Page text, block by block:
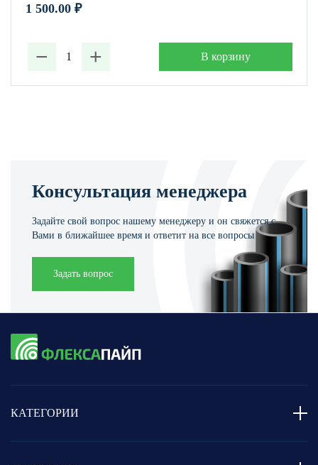
1 500.00 ₽
− + В корзину
Консультация менеджера
Задайте свой вопрос нашему менеджеру и он свяжется с
Вами в ближайшее время и ответит на все вопросы
Задать вопрос
КАТЕГОРИИ